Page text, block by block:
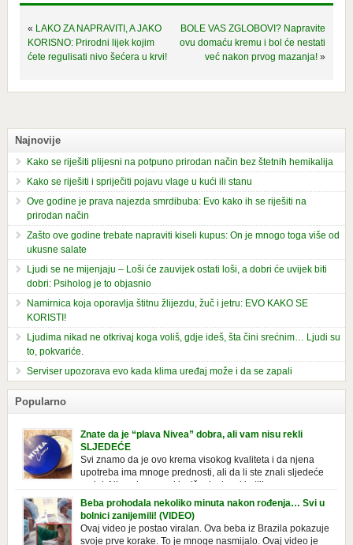
« LAKO ZA NAPRAVITI, A JAKO
KORISNO: Prirodni lijek kojim
ćete regulisati nivo šećera u krvi!
BOLE VAS ZGLOBOVI? Napravite
ovu domaću kremu i bol će nestati
već nakon prvog mazanja! »
Najnovije
Kako se riješiti plijesni na potpuno prirodan način bez štetnih hemikalija
Kako se riješiti i spriječiti pojavu vlage u kući ili stanu
Ove godine je prava najezda smrdibuba: Evo kako ih se riješiti na
prirodan način
Zašto ove godine trebate napraviti kiseli kupus: On je mnogo toga više od
ukusne salate
Ljudi se ne mijenjaju – Loši će zauvijek ostati loši, a dobri će uvijek biti
dobri: Psiholog je to objasnio
Namirnica koja oporavlja štitnu žlijezdu, žuč i jetru: EVO KAKO SE
KORISTI!
Ljudima nikad ne otkrivaj koga voliš, gdje ideš, šta čini srećnim… Ljudi su
to, pokvariće.
Serviser upozorava evo kada klima uređaj može i da se zapali
Popularno
Znate da je “plava Nivea” dobra, ali vam nisu rekli
SLJEDEĆE
Svi znamo da je ovo krema visokog kvaliteta i da njena
upotreba ima mnoge prednosti, ali da li ste znali sljedeće
o njoj. Nivea krema u klasičnoj, plavoj kutiji,
prepoznatljivog mirisa i jednostavne formule, jeste nezamenljiv inventar
u kupatilima i muškaraca i žena. Mnogi ljudi se ne odvajaju od nje, pa je
čak nose sa […]
Beba prohodala nekoliko minuta nakon rođenja… Svi u
bolnici zanijemili! (VIDEO)
Ovaj video je postao viralan. Ova beba iz Brazila pokazuje
svoje prve korake. To je mnoge nasmijalo. Ovaj video je